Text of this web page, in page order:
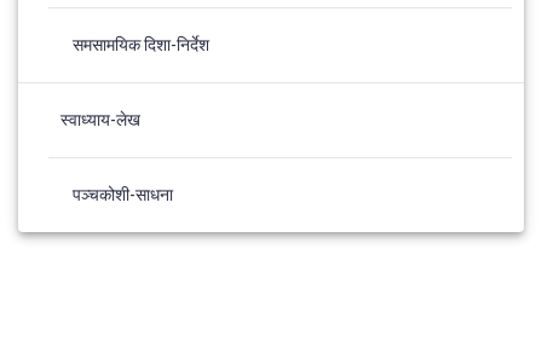
समसामयिक दिशा-निर्देश
स्वाध्याय-लेख
पञ्चकोशी-साधना